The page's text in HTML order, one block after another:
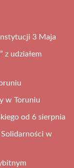
3 Maja
z udziałem
w Toruniu
od 6 sierpnia
w